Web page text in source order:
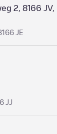
2, 8166 JV,
JE
JJ